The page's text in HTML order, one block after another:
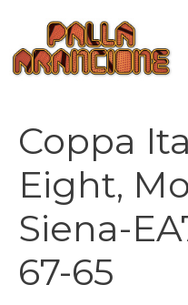
contenuto
Coppa
Eight,
Siena-
67-65